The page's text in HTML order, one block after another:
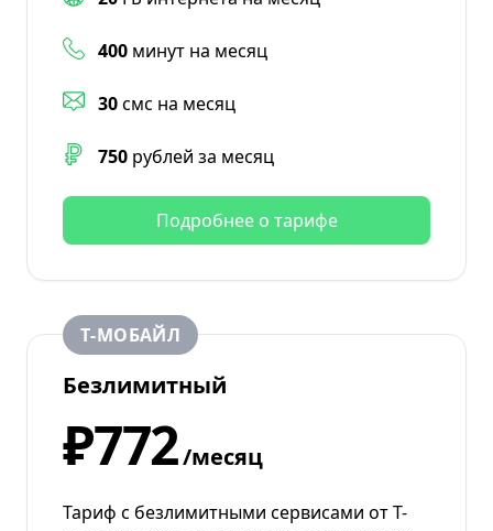
400 минут на месяц
30смс на месяц
750 рублей за месяц
Подробнее о тарифе
Т‑МОБАЙЛ
Безлимитный
₽772/месяц
Тариф с безлимитными сервисами от Т-